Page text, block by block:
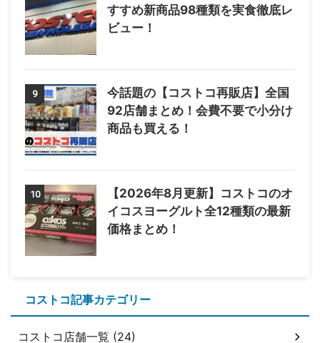
すすめ新商品98種類を実食徹底レ
ビュー！
9
今話題の【コストコ再販店】全国
92店舗まとめ！会費不要で小分け
商品も買える！
10
【2026年8月更新】コストコのオ
イコスヨーグルト全12種類の最新
価格まとめ！
コストコ記事カテゴリー
コストコ店舗一覧 (24)